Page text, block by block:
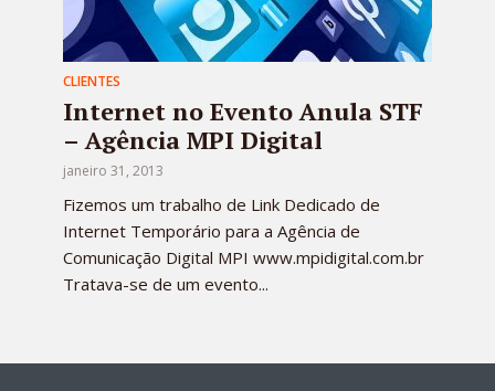
CLIENTES
Internet no Evento Anula STF
– Agência MPI Digital
janeiro 31, 2013
Fizemos um trabalho de Link Dedicado de
Internet Temporário para a Agência de
Comunicação Digital MPI www.mpidigital.com.br
Tratava-se de um evento...